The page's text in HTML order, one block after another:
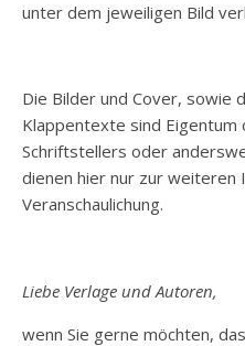
unter dem jeweiligen Bild
Die Bilder und Cover, sowie
Klappentexte sind
Schriftstellers oder
dienen hier nur zur weiteren
Veranschaulichung.
Liebe Verlage und Autoren,
wenn Sie gerne möchten,